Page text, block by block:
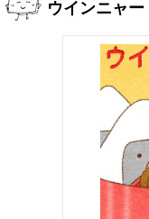
ウインニャー